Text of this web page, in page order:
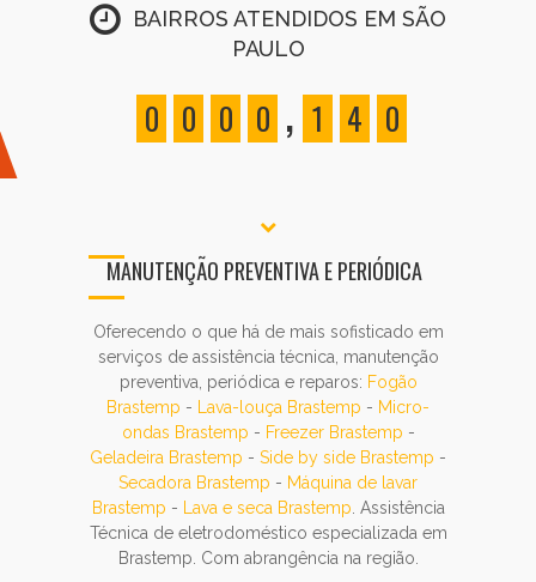
BAIRROS ATENDIDOS EM SÃO
PAULO
0 0 0 0 , 1 4 0
MANUTENÇÃO PREVENTIVA E PERIÓDICA
Oferecendo o que há de mais sofisticado em
serviços de assistência técnica, manutenção
preventiva, periódica e reparos: Fogão
Brastemp - Lava-louça Brastemp - Micro-
ondas Brastemp - Freezer Brastemp -
Geladeira Brastemp - Side by side Brastemp -
Secadora Brastemp - Máquina de lavar
Brastemp - Lava e seca Brastemp . Assistência
Técnica de eletrodoméstico especializada em
Brastemp. Com abrangência na região.